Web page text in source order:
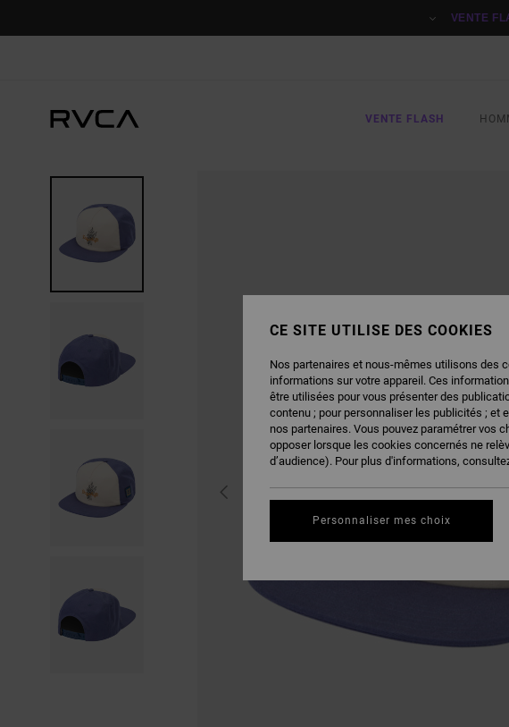
VENTE
VENTE FLASH
CE SITE UTILISE DES COOKIES
Nos partenaires et nous-mêmes utilisons des
informations sur votre appareil. Ces
être utilisées pour vous présenter des
contenu ; pour personnaliser les publicités ; et
nos partenaires. Vous pouvez paramétrer vos
opposer lorsque les cookies concernés ne
d’audience). Pour plus d'informations,
Personnaliser mes choix